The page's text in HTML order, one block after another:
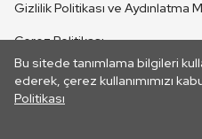
Bu sitede tanımlama bilgileri
ederek, çerez kullanımımızı
Politikası
CANLI YAYINLAR
Gizlilik Politikası ve Aydınlatma
Çerez Politikası
İletişim
Her hakkı saklıdır. ©2026